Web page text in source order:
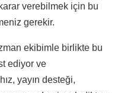
verebilmek için bu
gerekir.
ekibimle birlikte bu
ediyor ve
yayın desteği,